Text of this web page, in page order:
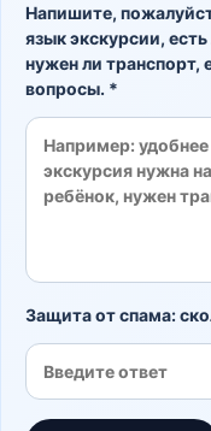
Напишите,
язык экскурсии,
нужен ли транспорт,
вопросы. *
Защита от спама: